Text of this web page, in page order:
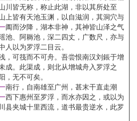
川皆无称，称止此湖，非以其所处至
上皆有天池玉渊，以自滋润，其洞穴与
阖而汐降，湖本非神，其神皆山泽之气
池、阿耨池，深二四丈，广数尺，亦与
以为罗浮二目云。
可筏而不可舟。吾尝恨南汉刘鋹于增
成。此渠成，则北从增城舟入罗浮之
，无不可矣。
南行，自南雄至广州，甚末干直走潮
西下惠州至罗浮，而水亦因之，或以为
县夹城十里西流，道书最贵逆水，此罗